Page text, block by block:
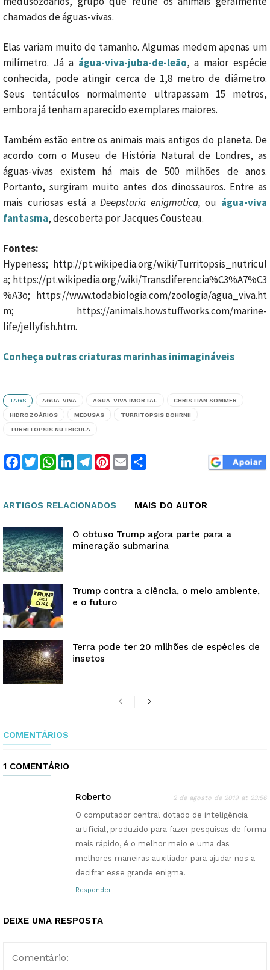
chamados de águas-vivas.
Elas variam muito de tamanho. Algumas medem apenas um
milímetro. Já a água-viva-juba-de-leão, a maior espécie
conhecida, pode atingir cerca de 1,8 metro de diâmetro.
Seus tentáculos normalmente ultrapassam 15 metros,
embora já tenham aparecido exemplares maiores.
Também estão entre os animais mais antigos do planeta. De
acordo com o Museu de História Natural de Londres, as
águas-vivas existem há mais de 500 milhões de anos.
Portanto, surgiram muito antes dos dinossauros. Entre as
mais curiosas está aDeepstaria enigmatica,ou água-viva
fantasma, descoberta por Jacques Cousteau.
Fontes:
Hypeness; http://pt.wikipedia.org/wiki/Turritopsis_nutricul
a; https://pt.wikipedia.org/wiki/Transdiferencia%C3%A7%C3
%A3o; https://www.todabiologia.com/zoologia/agua_viva.ht
m; https://animals.howstuffworks.com/marine-
life/jellyfish.htm.
Conheça outras criaturas marinhas inimagináveis
TAGS ÁGUA-VIVA ÁGUA-VIVA IMORTAL CHRISTIAN SOMMER
HIDROZOÁRIOS MEDUSAS TURRITOPSIS DOHRNII
TURRITOPSIS NUTRICULA
Facebook
TwitterWhatsApp
LinkedInTelegram
Pinterest
Email
ARTIGOS RELACIONADOS MAIS DO AUTOR
O obtuso Trump agora parte para a
mineração submarina
Trump contra a ciência, o meio ambiente,
e o futuro
Terra pode ter 20 milhões de espécies de
insetos
COMENTÁRIOS
1 COMENTÁRIO
Roberto 2 de agosto de 2019 at 23:56
O computador central dotado de inteligência
artificial, produzido para fazer pesquisas de forma
mais rápido, é o melhor meio e uma das
melhores maneiras auxiliador para ajudar nos a
decifrar esse grande enigma.
Responder
DEIXE UMA RESPOSTA